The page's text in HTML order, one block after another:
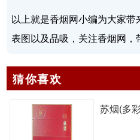
以上就是香烟网小编为大家
表图以及品吸，关注香烟网，
猜你喜欢
苏烟(多